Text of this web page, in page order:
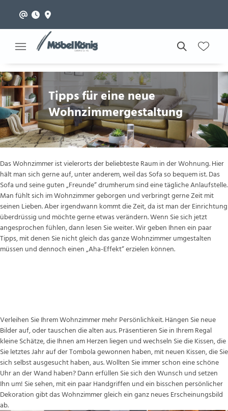
Tipps für eine neue
Wohnzimmergestaltung
Das Wohnzimmer ist vielerorts der beliebteste Raum in der Wohnung. Hier
hält man sich gerne auf, unter anderem, weil das Sofa so bequem ist. Das
Sofa und seine guten „Freunde“ drumherum sind eine tägliche Anlaufstelle.
Man fühlt sich im Wohnzimmer geborgen und verbringt gerne Zeit mit
seinen Lieben. Aber irgendwann kommt die Zeit, da ist man der Einrichtung
überdrüssig und möchte gerne etwas verändern. Wenn Sie sich jetzt
angesprochen fühlen, dann lesen Sie weiter. Wir geben Ihnen ein paar
Tipps, mit denen Sie nicht gleich das ganze Wohnzimmer umgestalten
müssen und dennoch einen „Aha-Effekt“ erzielen können.
Verleihen Sie Ihrem Wohnzimmer mehr Persönlichkeit. Hängen Sie neue
Bilder auf, oder tauschen die alten aus. Präsentieren Sie in Ihrem Regal
kleine Schätze, die Ihnen am Herzen liegen und wechseln Sie die Kissen, die
Sie letztes Jahr auf der Tombola gewonnen haben, mit neuen Kissen, die Sie
sich selbst ausgesucht haben, aus. Wollten Sie immer schon eine schöne
Uhr an der Wand haben? Dann erfüllen Sie sich den Wunsch und setzen
Ihn um! Sie sehen, mit ein paar Handgriffen und ein bisschen persönlicher
Dekoration gibt das Wohnzimmer gleich ein ganz neues Erscheinungsbild
ab.